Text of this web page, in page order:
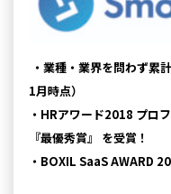
・業種・業界を問わず
1⽉時点）
・HRアワード2018 プロ
『最優秀賞』 を受賞！
・BOXIL SaaS AWARD